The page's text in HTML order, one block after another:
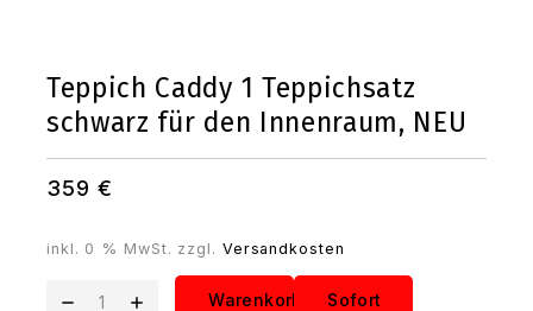
Teppich Caddy 1 Teppichsatz
schwarz für den Innenraum, NEU
359 €
inkl. 0 % MwSt. zzgl. Versandkosten
Teppich
Warenkorb Sofort